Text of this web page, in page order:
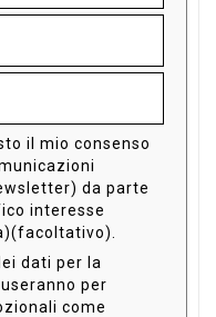
il mio consenso
da parte
interesse
dati per la
per
come